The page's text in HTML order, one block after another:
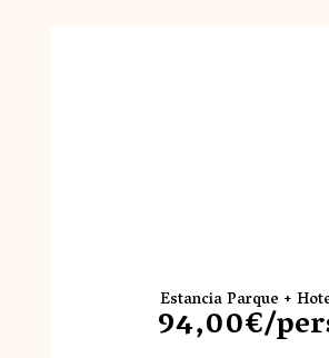
Estancia Parque +
94,00€/